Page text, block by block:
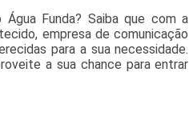
Funda? Saiba que com a
empresa de comunicação
para a sua necessidade.
a sua chance para entrar